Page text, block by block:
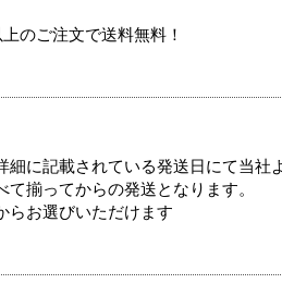
のご注文で送料無料！
に記載されている発送日にて当社
揃ってからの発送となります。
らお選びいただけます